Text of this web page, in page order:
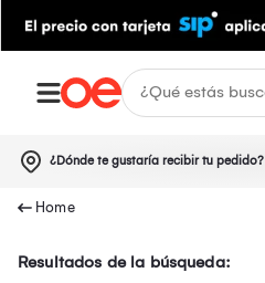
¿Dónde te gustaría recibir tu pedido?
Resultados de la búsqueda: